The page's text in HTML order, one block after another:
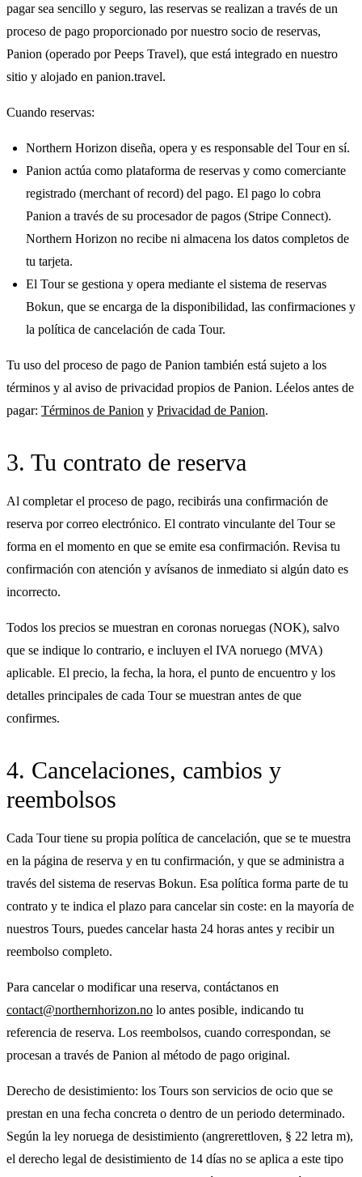
pagar sea sencillo y seguro, las reservas se realizan a través de un
proceso de pago proporcionado por nuestro socio de reservas,
Panion (operado por Peeps Travel), que está integrado en nuestro
sitio y alojado en panion.travel.
Cuando reservas:
Northern Horizon diseña, opera y es responsable del Tour en sí.
Panion actúa como plataforma de reservas y como comerciante
registrado (merchant of record) del pago. El pago lo cobra
Panion a través de su procesador de pagos (Stripe Connect).
Northern Horizon no recibe ni almacena los datos completos de
tu tarjeta.
El Tour se gestiona y opera mediante el sistema de reservas
Bokun, que se encarga de la disponibilidad, las confirmaciones y
la política de cancelación de cada Tour.
Tu uso del proceso de pago de Panion también está sujeto a los
términos y al aviso de privacidad propios de Panion. Léelos antes de
pagar: Términos de Panion y Privacidad de Panion.
3. Tu contrato de reserva
Al completar el proceso de pago, recibirás una confirmación de
reserva por correo electrónico. El contrato vinculante del Tour se
forma en el momento en que se emite esa confirmación. Revisa tu
confirmación con atención y avísanos de inmediato si algún dato es
incorrecto.
Todos los precios se muestran en coronas noruegas (NOK), salvo
que se indique lo contrario, e incluyen el IVA noruego (MVA)
aplicable. El precio, la fecha, la hora, el punto de encuentro y los
detalles principales de cada Tour se muestran antes de que
confirmes.
4. Cancelaciones, cambios y
reembolsos
Cada Tour tiene su propia política de cancelación, que se te muestra
en la página de reserva y en tu confirmación, y que se administra a
través del sistema de reservas Bokun. Esa política forma parte de tu
contrato y te indica el plazo para cancelar sin coste: en la mayoría de
nuestros Tours, puedes cancelar hasta 24 horas antes y recibir un
reembolso completo.
Para cancelar o modificar una reserva, contáctanos en
contact@northernhorizon.no lo antes posible, indicando tu
referencia de reserva. Los reembolsos, cuando correspondan, se
procesan a través de Panion al método de pago original.
Derecho de desistimiento: los Tours son servicios de ocio que se
prestan en una fecha concreta o dentro de un periodo determinado.
Según la ley noruega de desistimiento (angrerettloven, § 22 letra m),
el derecho legal de desistimiento de 14 días no se aplica a este tipo